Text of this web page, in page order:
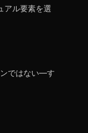
アル要素を選
ではない—す